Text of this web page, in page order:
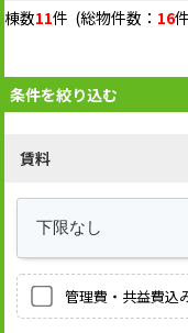
棟数11件 (総物件数： 16
条件を絞り込む
賃料
管理費・共益費込